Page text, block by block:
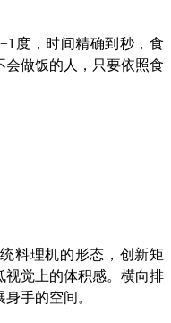
度，时间精确到秒，食
做饭的人，只要依照食
料理机的形态，创新矩
视觉上的体积感。横向排
手的空间。